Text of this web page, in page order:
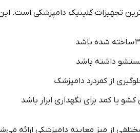
تجهیزات کلینیک دامپزشکی است.
داشته باشد
از کمردرد دامپزشک
یا کمد برای نگهداری ابزار باشد
از میز معاینه دامپزشکی ارائه